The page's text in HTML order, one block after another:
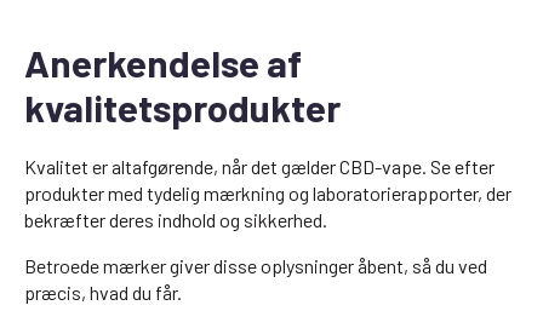
Anerkendelse af
kvalitetsprodukter
Kvalitet er altafgørende, når det gælder CBD-vape. Se efter
produkter med tydelig mærkning og laboratorierapporter, der
bekræfter deres indhold og sikkerhed.
Betroede mærker giver disse oplysninger åbent, så du ved
præcis, hvad du får.